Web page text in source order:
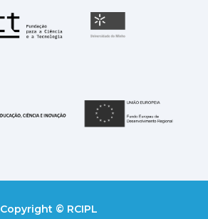
Fundação para a
República Portuguesa
Copyright © RCIPL